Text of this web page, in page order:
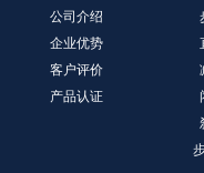
公司介绍
企业优势
客户评价
产品认证